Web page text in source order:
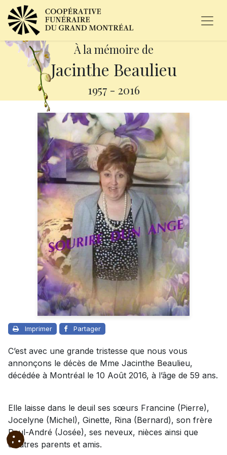
À la mémoire de
Jacinthe Beaulieu
1957 - 2016
Imprimer Partager
C’est avec une grande tristesse que nous vous
annonçons le décès de Mme Jacinthe Beaulieu,
décédée à Montréal le 10 Août 2016, à l’âge de 59 ans.
Elle laisse dans le deuil ses sœurs Francine (Pierre),
Jocelyne (Michel), Ginette, Rina (Bernard), son frère
Paul-André (Josée), ses neveux, nièces ainsi que
d’autres parents et amis.